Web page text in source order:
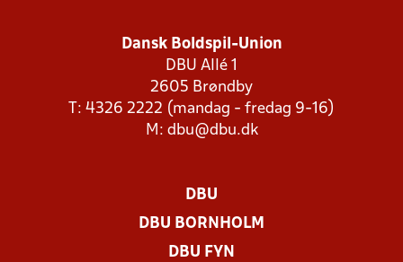
Dansk Boldspil-Union
DBU Allé 1
2605 Brøndby
T: 4326 2222 (mandag - fredag 9-16)
M: dbu@dbu.dk
DBU
DBU BORNHOLM
DBU FYN